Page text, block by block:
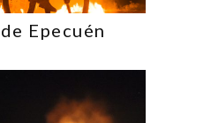
Epecuén